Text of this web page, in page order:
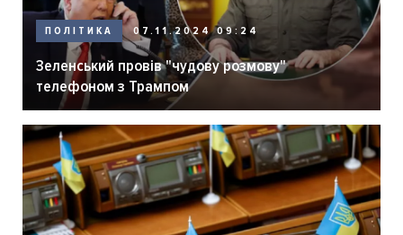
ПОЛІТИКА 07.11.2024 09:24
Зеленський провів "чудову розмову"
телефоном з Трампом